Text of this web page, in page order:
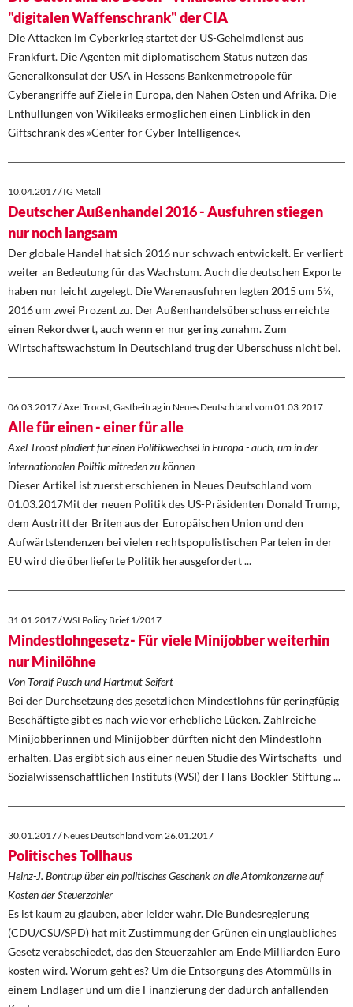
"digitalen Waffenschrank" der CIA
Die Attacken im Cyberkrieg startet der US-Geheimdienst aus
Frankfurt. Die Agenten mit diplomatischem Status nutzen das
Generalkonsulat der USA in Hessens Bankenmetropole für
Cyberangriffe auf Ziele in Europa, den Nahen Osten und Afrika. Die
Enthüllungen von Wikileaks ermöglichen einen Einblick in den
Giftschrank des »Center for Cyber Intelligence«.
10.04.2017 / IG Metall
Deutscher Außenhandel 2016 - Ausfuhren stiegen
nur noch langsam
Der globale Handel hat sich 2016 nur schwach entwickelt. Er verliert
weiter an Bedeutung für das Wachstum. Auch die deutschen Exporte
haben nur leicht zugelegt. Die Warenausfuhren legten 2015 um 5¼,
2016 um zwei Prozent zu. Der Außenhandelsüberschuss erreichte
einen Rekordwert, auch wenn er nur gering zunahm. Zum
Wirtschaftswachstum in Deutschland trug der Überschuss nicht bei.
06.03.2017 / Axel Troost, Gastbeitrag in Neues Deutschland vom 01.03.2017
Alle für einen - einer für alle
Axel Troost plädiert für einen Politikwechsel in Europa - auch, um in der
internationalen Politik mitreden zu können
Dieser Artikel ist zuerst erschienen in Neues Deutschland vom
01.03.2017Mit der neuen Politik des US-Präsidenten Donald Trump,
dem Austritt der Briten aus der Europäischen Union und den
Aufwärtstendenzen bei vielen rechtspopulistischen Parteien in der
EU wird die überlieferte Politik herausgefordert ...
31.01.2017 / WSI Policy Brief 1/2017
Mindestlohngesetz- Für viele Minijobber weiterhin
nur Minilöhne
Von Toralf Pusch und Hartmut Seifert
Bei der Durchsetzung des gesetzlichen Mindestlohns für geringfügig
Beschäftigte gibt es nach wie vor erhebliche Lücken. Zahlreiche
Minijobberinnen und Minijobber dürften nicht den Mindestlohn
erhalten. Das ergibt sich aus einer neuen Studie des Wirtschafts- und
Sozialwissenschaftlichen Instituts (WSI) der Hans-Böckler-Stiftung ...
30.01.2017 / Neues Deutschland vom 26.01.2017
Politisches Tollhaus
Heinz-J. Bontrup über ein politisches Geschenk an die Atomkonzerne auf
Kosten der Steuerzahler
Es ist kaum zu glauben, aber leider wahr. Die Bundesregierung
(CDU/CSU/SPD) hat mit Zustimmung der Grünen ein unglaubliches
Gesetz verabschiedet, das den Steuerzahler am Ende Milliarden Euro
kosten wird. Worum geht es? Um die Entsorgung des Atommülls in
einem Endlager und um die Finanzierung der dadurch anfallenden